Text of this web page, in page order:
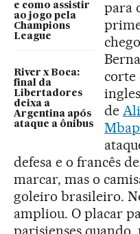
e como assistir
ao jogo pela
Champions
League
River x Boca:
final da
Libertadores
deixa a
Argentina após
ataque a ônibus
para
corte
de
defesa e o francês
marcar, mas o
goleiro brasileiro.
ampliou. O placar